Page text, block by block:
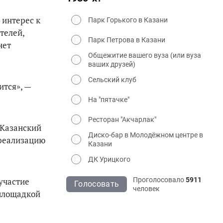
к
—
Казанский
Парк Горького в Казани
Парк Петрова в Казани
Общежитие вашего вуза (или вуза
ваших друзей)
Сельский клуб
На "пятачке"
Ресторан "Акчарлак"
Диско-бар в Молодёжном центре в
Казани
ДК Урицкого
Голосовать Проголосовало5911
человек